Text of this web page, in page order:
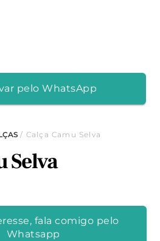
pelo WhatsApp
/ Calça Camu Selva
Selva
fala comigo pelo
Whatsapp